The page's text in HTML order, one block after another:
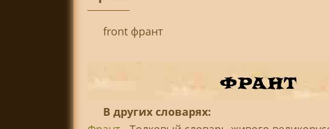
front франт
В других словарях: